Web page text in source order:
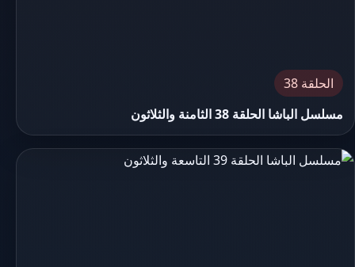
الحلقة 38
مسلسل الباشا الحلقة 38 الثامنة والثلاثون